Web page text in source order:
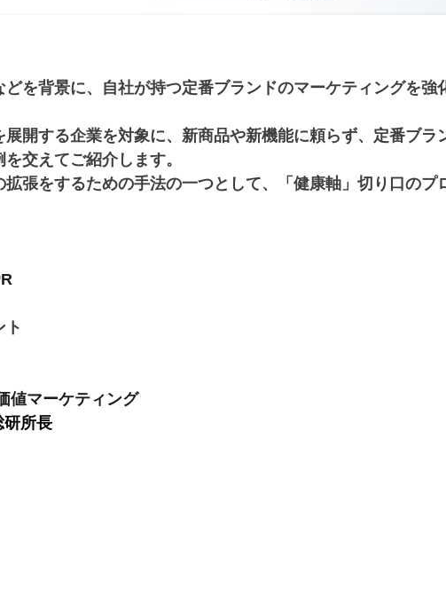
を背景に、自社が持つ定番ブランドのマーケティングを
開する企業を対象に、新商品や新機能に頼らず、定番ブ
交えてご紹介します。
張をするための手法の一つとして、「健康軸」切り口の
ト
値マーケティング
所長